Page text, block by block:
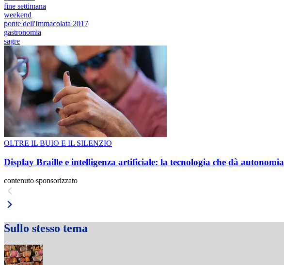
fine settimana
weekend
ponte dell'Immacolata 2017
gastronomia
sagre
OLTRE IL BUIO E IL SILENZIO
Display Braille e intelligenza artificiale: la tecnologia che dà autonomia
contenuto sponsorizzato
Sullo stesso tema